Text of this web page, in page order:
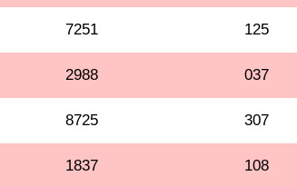
7251 125
2988 037
8725 307
1837 108